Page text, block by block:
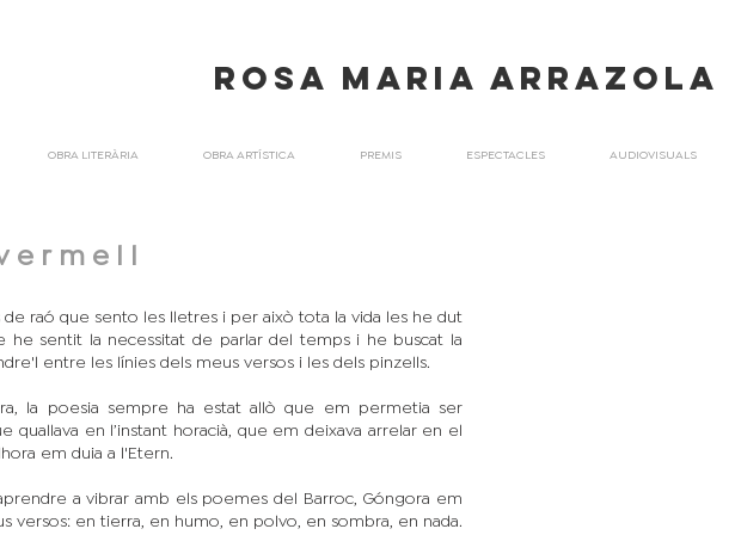
ROSA maria ARRAZOLA
OBRA LITERÀRIA OBRA ARTÍSTICA PREMIS ESPECTACLES AUDIOVISUALS
de raó que sento les lletres i per això tota la vida les he dut
he sentit la necessitat de parlar del temps i he buscat la
entre les línies dels meus versos i les dels pinzells.
la poesia sempre ha estat allò que em permetia ser
quallava en l’instant horacià, que em deixava arrelar en el
em duia a l'Etern.
a vibrar amb els poemes del Barroc, Góngora em
versos: en tierra, en humo, en polvo, en sombra, en nada.